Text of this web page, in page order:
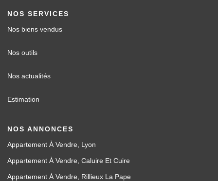
NOS SERVICES
Nos biens vendus
Nos outils
Nos actualités
Estimation
NOS ANNONCES
Appartement À Vendre, Lyon
Appartement À Vendre, Caluire Et Cuire
Appartement À Vendre, Rillieux La Pape